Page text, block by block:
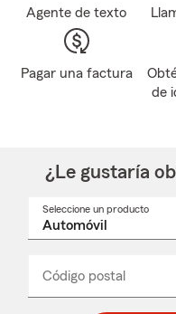
Agente de texto
Pagar una factura
de
¿Le gustaría
Seleccione un producto
Código postal
_____